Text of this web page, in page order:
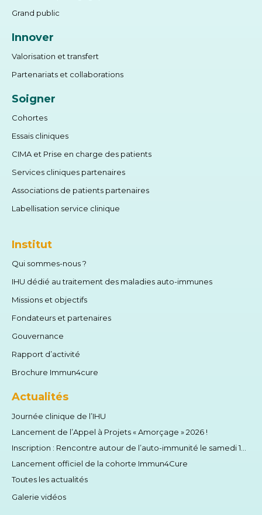
Grand public
Innover
Valorisation et transfert
Partenariats et collaborations
Soigner
Cohortes
Essais cliniques
CIMA et Prise en charge des patients
Services cliniques partenaires
Associations de patients partenaires
Labellisation service clinique
Institut
Qui sommes-nous ?
IHU dédié au traitement des maladies auto-immunes
Missions et objectifs
Fondateurs et partenaires
Gouvernance
Rapport d’activité
Brochure Immun4cure
Actualités
Journée clinique de l’IHU
Lancement de l’Appel à Projets « Amorçage » 2026 !
Lancement officiel de la cohorte Immun4Cure
Toutes les actualités
Galerie vidéos